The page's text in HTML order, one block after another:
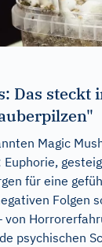
Das steckt
Magic
für eine
Folgen
von
psychischen